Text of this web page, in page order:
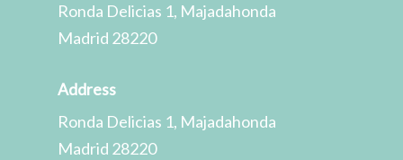
Ronda Delicias 1, Majadahonda
Madrid 28220
Address
Ronda Delicias 1, Majadahonda
Madrid 28220